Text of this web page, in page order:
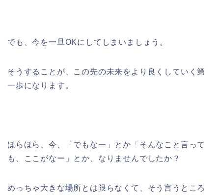
でも、今を一旦OKにしてしまいましょう。
そうすることが、この先の未来をより良くしていく第
一歩になります。
ほらほら、今、「でもなー」とか「そんなこと言って
も、ここがなー」とか、なりませんでしたか？
めっちゃ大きな場所とは限らなくて、そう言うところ